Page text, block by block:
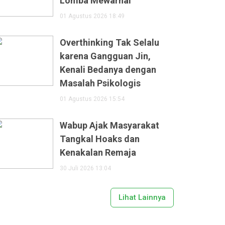
01 Agustus 2026 18:49
Overthinking Tak Selalu
karena Gangguan Jin,
Kenali Bedanya dengan
Masalah Psikologis
01 Agustus 2026 15:54
Wabup Ajak Masyarakat
Tangkal Hoaks dan
Kenakalan Remaja
30 Juli 2026 13:04
Lihat Lainnya